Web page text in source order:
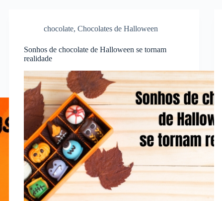
chocolate,Chocolates de Halloween
Sonhos de chocolate de Halloween se tornam
realidade